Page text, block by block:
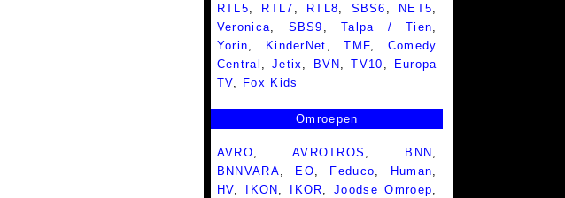
RTL5
RTL7 RTL8 SBS6 NET5
Veronica
SBS9 ,Talpa / Tien
Yorin
KinderNet ,TMF
Comedy
Central
Jetix BVN ,TV10
Europa
TV
Fox Kids
Omroepen
AVRO, AVROTROS , BNN ,
BNNVARA, EO, Feduco, Human,
HV, IKON , IKOR,Joodse Omroep,